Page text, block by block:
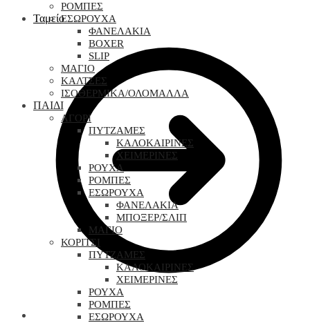
Ταμείο
ΡΟΜΠΕΣ
ΕΣΩΡΟΥΧΑ
ΦΑΝΕΛΑΚΙΑ
BOXER
SLIP
ΜΑΓΙΟ
ΚΑΛΤΣΕΣ
ΙΣΟΘΕΡΜΙΚΑ/ΟΛΟΜΑΛΛΑ
ΠΑΙΔΙ
ΑΓΟΡΙ
ΠΥΤΖΑΜΕΣ
ΚΑΛΟΚΑΙΡΙΝΕΣ
ΧΕΙΜΕΡΙΝΕΣ
ΡΟΥΧΑ
ΡΟΜΠΕΣ
ΕΣΩΡΟΥΧΑ
ΦΑΝΕΛΑΚΙΑ
ΜΠΟΞΕΡ/ΣΛΙΠ
ΜΑΓΙΟ
ΚΟΡΙΤΣΙ
ΠΥΤΖΑΜΕΣ
ΚΑΛΟΚΑΙΡΙΝΕΣ
ΧΕΙΜΕΡΙΝΕΣ
ΡΟΥΧΑ
ΡΟΜΠΕΣ
ΕΣΩΡΟΥΧΑ